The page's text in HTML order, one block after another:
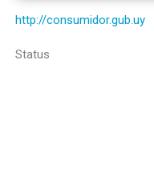
http://consumidor.gub.uy
Status